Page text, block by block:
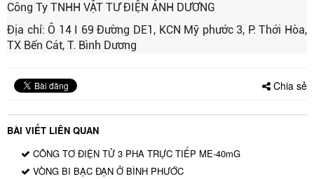
Công Ty TNHH VẬT TƯ ĐIỆN ÁNH DƯƠNG
Địa chỉ: Ô 14 I 69 Đường DE1, KCN Mỹ phước 3, P. Thới Hòa,
TX Bến Cát, T. Bình Dương
Chia sẻ
BÀI VIẾT LIÊN QUAN
CÔNG TƠ ĐIỆN TỬ 3 PHA TRỰC TIẾP ME-40mG
VÒNG BI BẠC ĐẠN Ở BÌNH PHƯỚC